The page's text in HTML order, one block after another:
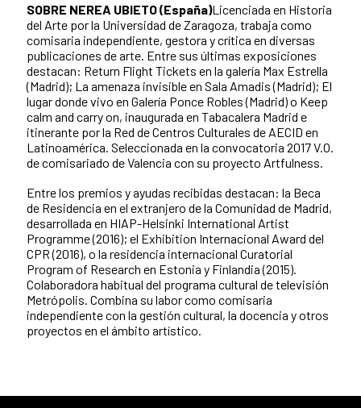
SOBRE NEREA UBIETO (España)Licenciada en Historia
del Arte por la Universidad de Zaragoza, trabaja como
comisaria independiente, gestora y crítica en diversas
publicaciones de arte. Entre sus últimas exposiciones
destacan: Return Flight Tickets en la galería Max Estrella
(Madrid); La amenaza invisible en Sala Amadis (Madrid); El
lugar donde vivo en Galería Ponce Robles (Madrid) o Keep
calm and carry on, inaugurada en Tabacalera Madrid e
itinerante por la Red de Centros Culturales de AECID en
Latinoamérica. Seleccionada en la convocatoria 2017 V.O.
de comisariado de Valencia con su proyecto Artfulness.
Entre los premios y ayudas recibidas destacan: la Beca
de Residencia en el extranjero de la Comunidad de Madrid,
desarrollada en HIAP-Helsinki International Artist
Programme (2016); el Exhibition Internacional Award del
CPR (2016), o la residencia internacional Curatorial
Program of Research en Estonia y Finlandia (2015).
Colaboradora habitual del programa cultural de televisión
Metrópolis. Combina su labor como comisaria
independiente con la gestión cultural, la docencia y otros
proyectos en el ámbito artístico.